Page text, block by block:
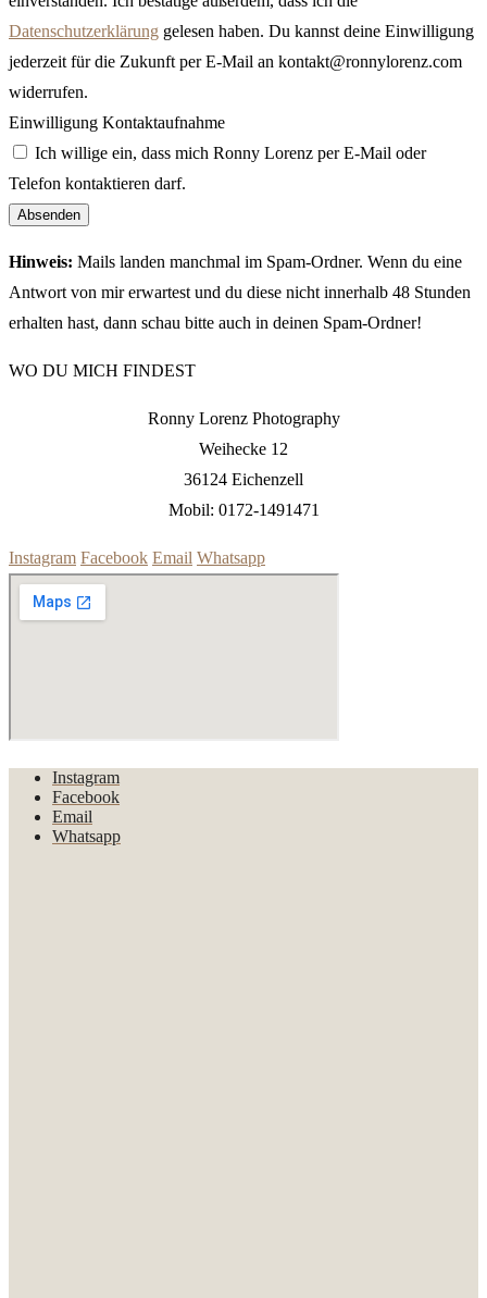
Datenschutzerklärung gelesen haben. Du kannst deine Einwilligung
jederzeit für die Zukunft per E-Mail an kontakt@ronnylorenz.com
widerrufen.
Einwilligung Kontaktaufnahme
Ich willige ein, dass mich Ronny Lorenz per E-Mail oder
Telefon kontaktieren darf.
Absenden
Hinweis: Mails landen manchmal im Spam-Ordner. Wenn du eine
Antwort von mir erwartest und du diese nicht innerhalb 48 Stunden
erhalten hast, dann schau bitte auch in deinen Spam-Ordner!
WO DU MICH FINDEST
Ronny Lorenz Photography
Weihecke 12
36124 Eichenzell
Mobil: 0172-1491471
Instagram Facebook Email Whatsapp
Instagram
Facebook
Email
Whatsapp